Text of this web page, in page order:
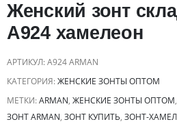
Женский зонт
A924 хамелеон
АРТИКУЛ:A924 ARMAN
КАТЕГОРИЯ:ЖЕНСКИЕ ЗОНТЫ ОПТОМ
МЕТКИ:ARMAN, ЖЕНСКИЕ ЗОНТЫ ОПТОМ,
ЗОНТ ARMAN, ЗОНТ КУПИТЬ, ЗОНТ-